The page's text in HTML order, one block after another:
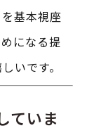
基本視座
になる提
いです。
ていま